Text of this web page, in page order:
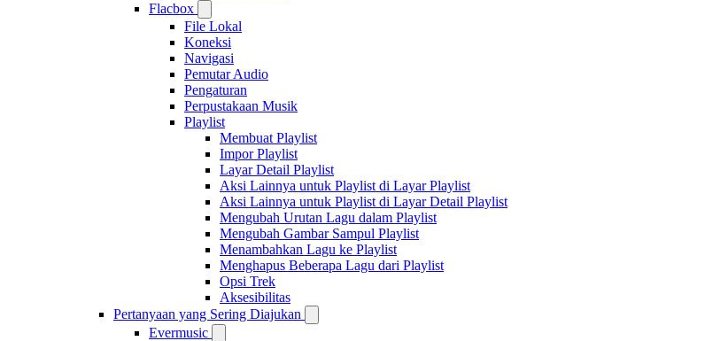
Flacbox
File Lokal
Koneksi
Navigasi
Pemutar Audio
Pengaturan
Perpustakaan Musik
Playlist
Membuat Playlist
Impor Playlist
Layar Detail Playlist
Aksi Lainnya untuk Playlist di Layar Playlist
Aksi Lainnya untuk Playlist di Layar Detail Playlist
Mengubah Urutan Lagu dalam Playlist
Mengubah Gambar Sampul Playlist
Menambahkan Lagu ke Playlist
Menghapus Beberapa Lagu dari Playlist
Opsi Trek
Aksesibilitas
Pertanyaan yang Sering Diajukan
Evermusic